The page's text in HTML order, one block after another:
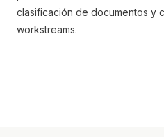
clasificación de documentos y
workstreams.